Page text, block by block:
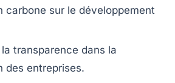
carbone sur le développement
transparence dans la
des entreprises.